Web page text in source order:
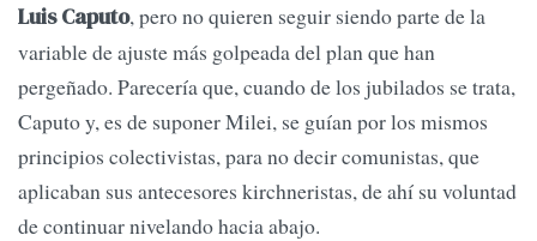
Luis Caputo, pero no quieren seguir siendo parte de la
variable de ajuste más golpeada del plan que han
pergeñado. Parecería que, cuando de los jubilados se trata,
Caputo y, es de suponer Milei, se guían por los mismos
principios colectivistas, para no decir comunistas, que
aplicaban sus antecesores kirchneristas, de ahí su voluntad
de continuar nivelando hacia abajo.